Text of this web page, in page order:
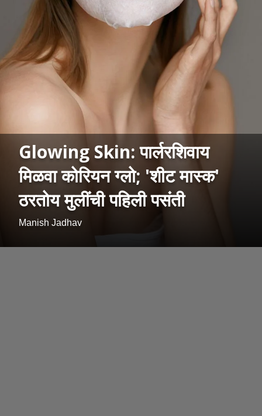
Glowing Skin: पार्लरशिवाय
मिळवा कोरियन ग्लो; 'शीट मास्क'
ठरतोय मुलींची पहिली पसंती
Manish Jadhav